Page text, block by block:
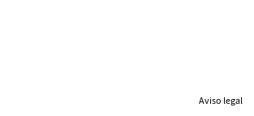
Aviso legal